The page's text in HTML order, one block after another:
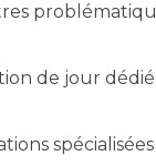
de jour
spécialisées